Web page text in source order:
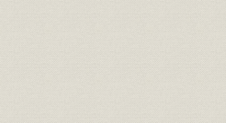
自動車用熱交換器などへの適用に挑戦
国鉄ディーゼル機関車用熱交換器への採用と熱交換器部の新設
4. 航空機器事業の分離決定
第1章 創立後の10年(1961~1970)―航空機器と熱交換器の2事業で出
基盤を固める―
第1節 住友精密工業の創立